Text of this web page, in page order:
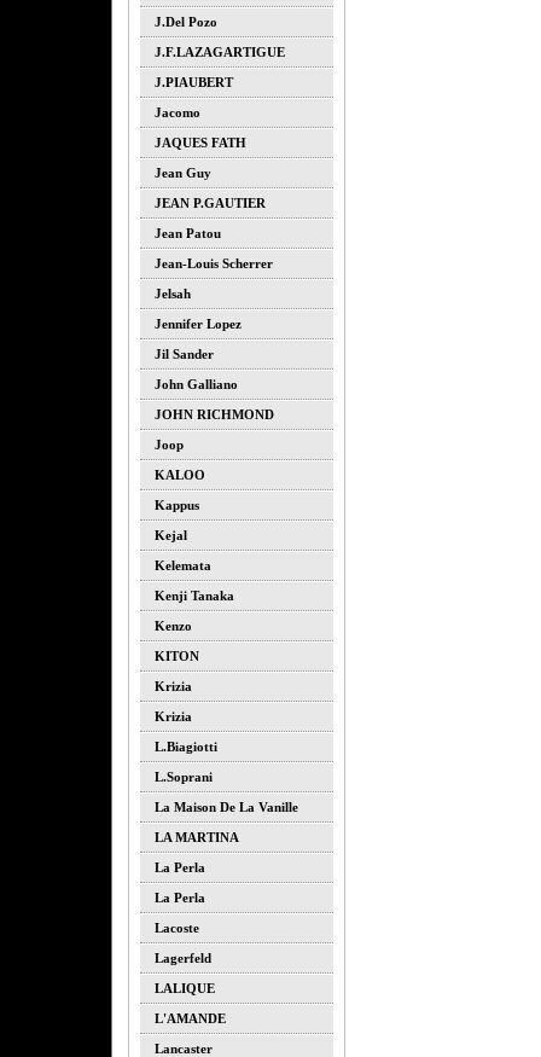
J.del Pozo
J.F.LAZAGARTIGUE
J.PIAUBERT
Jacomo
JAQUES FATH
Jean Guy
JEAN P.GAUTIER
Jean Patou
Jean-Louis Scherrer
Jelsah
Jennifer Lopez
Jil Sander
John Galliano
JOHN RICHMOND
Joop
KALOO
Kappus
Kejal
Kelemata
Kenji Tanaka
Kenzo
KITON
Krizia
Krizia
L.biagiotti
L.soprani
La Maison De La Vanille
LA MARTINA
La Perla
La Perla
Lacoste
Lagerfeld
LALIQUE
L'AMANDE
Lancaster